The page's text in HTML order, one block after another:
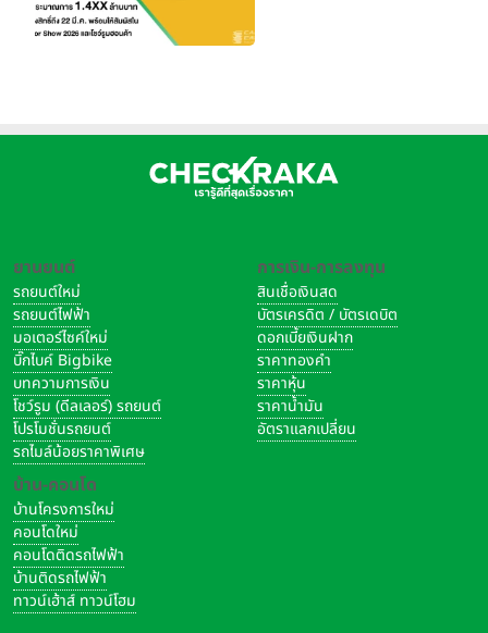
ยานยนต์
รถยนต์ใหม่
รถยนต์ไฟฟ้า
มอเตอร์ไซค์ใหม่
บิ๊กไบค์ Bigbike
บทความการเงิน
โชว์รูม (ดีลเลอร์) รถยนต์
โปรโมชั่นรถยนต์
รถไมล์น้อยราคาพิเศษ
บ้าน-คอนโด
บ้านโครงการใหม่
คอนโดใหม่
คอนโดติดรถไฟฟ้า
บ้านติดรถไฟฟ้า
ทาวน์เฮ้าส์ ทาวน์โฮม
การเงิน-การลงทุน
สินเชื่อเงินสด
บัตรเครดิต / บัตรเดบิต
ดอกเบี้ยเงินฝาก
ราคาทองคำ
ราคาหุ้น
ราคาน้ำมัน
อัตราแลกเปลี่ยน